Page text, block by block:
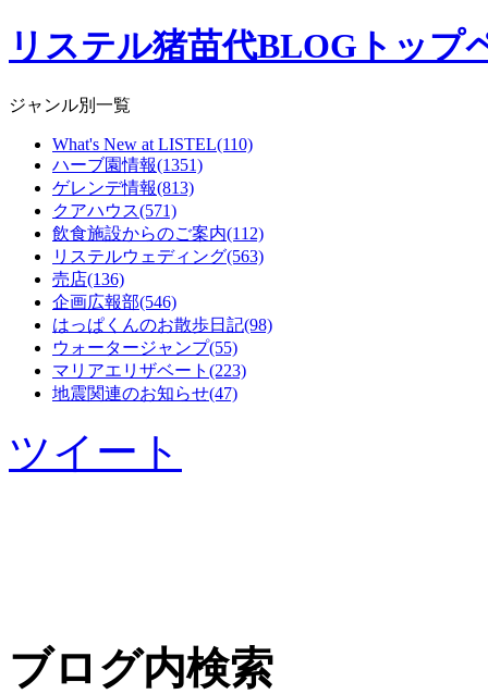
リステル猪苗代BLOGトップ
ジャンル別一覧
What's New at LISTEL(110)
ハーブ園情報(1351)
ゲレンデ情報(813)
クアハウス(571)
飲食施設からのご案内(112)
リステルウェディング(563)
売店(136)
企画広報部(546)
はっぱくんのお散歩日記(98)
ウォータージャンプ(55)
マリアエリザベート(223)
地震関連のお知らせ(47)
ツイート
ブログ内検索